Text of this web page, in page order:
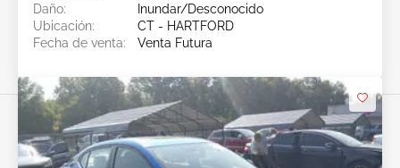
Daño:
Inundar/Desconocido
Ubicación:
CT - HARTFORD
Fecha de venta:
Venta Futura